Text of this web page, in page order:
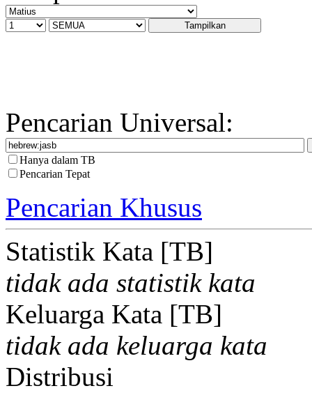
Pencarian Universal:
Hanya dalam TB
Pencarian Tepat
Pencarian Khusus
Statistik Kata [TB]
tidak ada statistik kata
Keluarga Kata [TB]
tidak ada keluarga kata
Distribusi